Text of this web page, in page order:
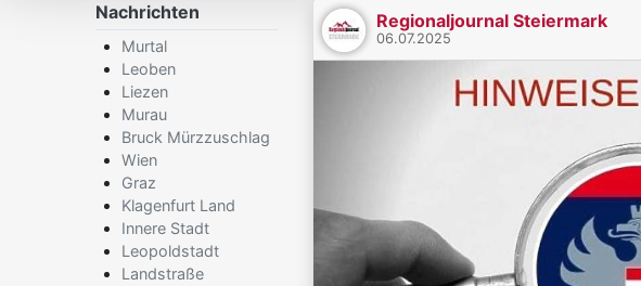
Nachrichten
Murtal
Leoben
Liezen
Murau
Bruck Mürzzuschlag
Wien
Graz
Klagenfurt Land
Innere Stadt
Leopoldstadt
Landstraße
Regionaljournal Steiermark
06.07.2025